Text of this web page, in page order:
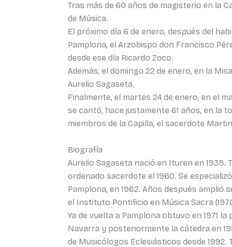
Tras más de 60 años de magisterio en la
de Música.
El próximo día 6 de enero, después del
Pamplona, el Arzobispo don Francisco
desde ese día Ricardo Zoco.
Además, el domingo 22 de enero, en la
Aurelio Sagaseta.
Finalmente, el martes 24 de enero, en el
se cantó, hace justamente 61 años, en la
miembros de la Capilla, el sacerdote
Biografía
Aurelio Sagaseta nació en Ituren en
ordenado sacerdote el 1960. Se
Pamplona, en 1962. Años después amplió
el Instituto Pontificio en Música Sacra
Ya de vuelta a Pamplona obtuvo en 1971
Navarra y posteriormente la cátedra en
de Musicólogos Eclesiásticos desde 1992.